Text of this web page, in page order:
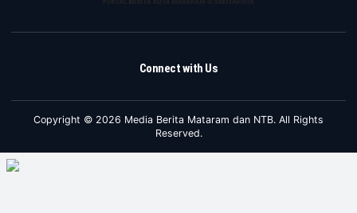
Connect with Us
Copyright © 2026 Media Berita Mataram dan NTB. All Rights
Reserved.